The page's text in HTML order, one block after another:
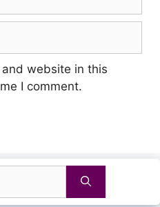
website in this
I comment.